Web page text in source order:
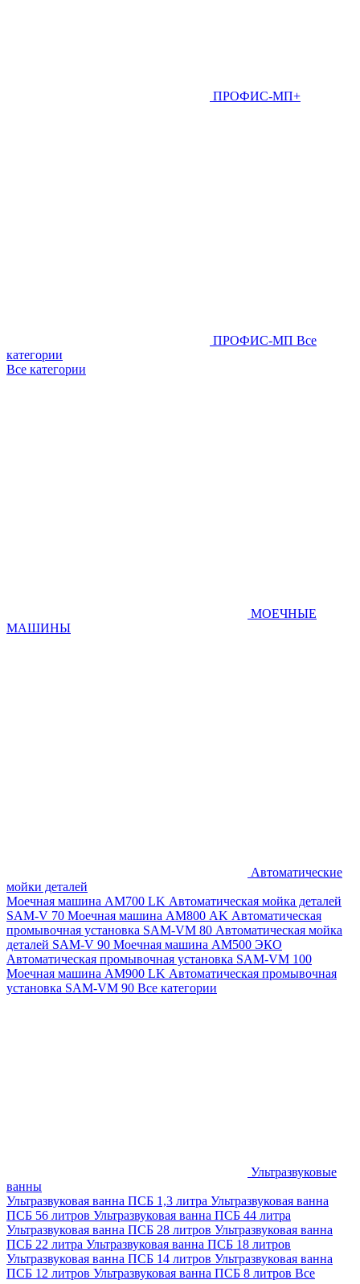
ПРОФИС-МП+
ПРОФИС-МП Все
категории
Все категории
МОЕЧНЫЕ
МАШИНЫ
Автоматические
мойки деталей
Моечная машина AM700 LK Автоматическая мойка деталей
SAM-V 70 Моечная машина АМ800 AK Автоматическая
промывочная установка SAM-VM 80 Автоматическая мойка
деталей SAM-V 90 Моечная машина АМ500 ЭКО
Автоматическая промывочная установка SAM-VM 100
Моечная машина AM900 LK Автоматическая промывочная
установка SAM-VM 90 Все категории
Ультразвуковые
ванны
Ультразвуковая ванна ПСБ 1,3 литра Ультразвуковая ванна
ПСБ 56 литров Ультразвуковая ванна ПСБ 44 литра
Ультразвуковая ванна ПСБ 28 литров Ультразвуковая ванна
ПСБ 22 литра Ультразвуковая ванна ПСБ 18 литров
Ультразвуковая ванна ПСБ 14 литров Ультразвуковая ванна
ПСБ 12 литров Ультразвуковая ванна ПСБ 8 литров Все